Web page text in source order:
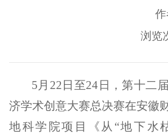
浏览
5月22日至24日，第十二
济学术创意大赛总决赛在安徽
地科学院项目《从“地下水